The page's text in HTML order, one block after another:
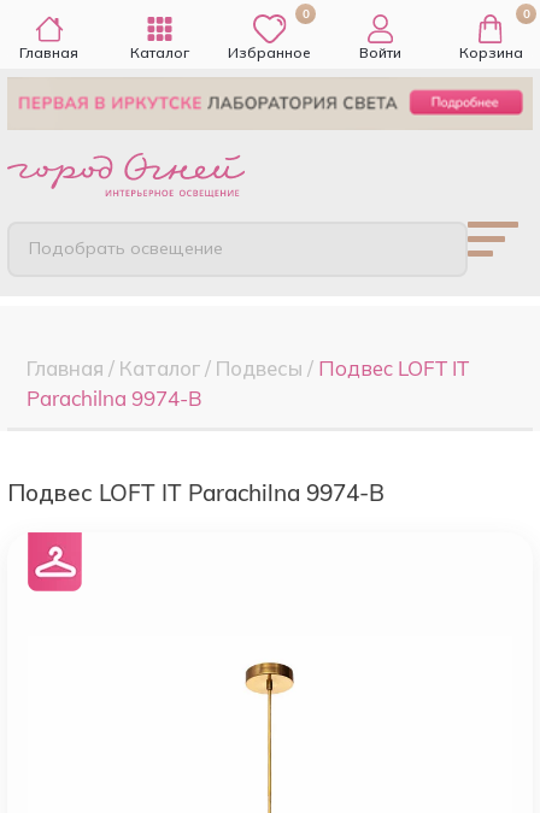
Главная Каталог
0
Избранное Войти
0
Корзина
Подобрать освещение
Главная / Каталог/ Подвесы / Подвес LOFT IT
Parachilna 9974-B
Подвес LOFT IT Parachilna 9974-B